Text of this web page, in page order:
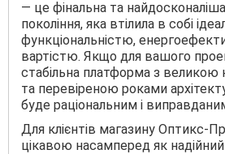
— це фінальна та
покоління, яка втілила в собі
функціональністю,
вартістю. Якщо для вашого
стабільна платформа з великою
та перевіреною роками
буде раціональним і
Для клієнтів магазину Оптикс-
цікавою насамперед як